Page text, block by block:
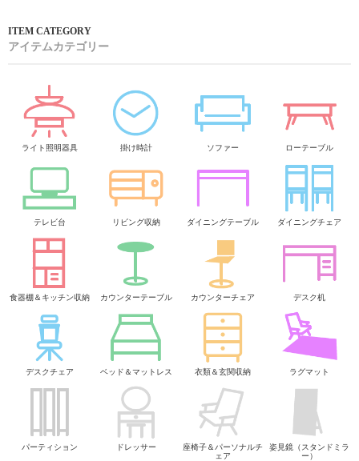
アイテムカテゴリー
ライト照明器具 掛け時計 ソファー ローテーブル
テレビ台 リビング収納 ダイニングテーブル ダイニングチェア
食器棚＆キッチン収納 カウンターテーブル カウンターチェア デスク机
デスクチェア ベッド＆マットレス 衣類＆玄関収納 ラグマット
パーティション ドレッサー
座椅子＆パーソナルチ
ェア
姿見鏡（スタンドミラ
ー）